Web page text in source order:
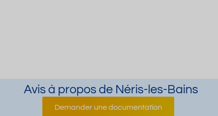
Avis à propos de Néris-les-Bains
Demander une documentation